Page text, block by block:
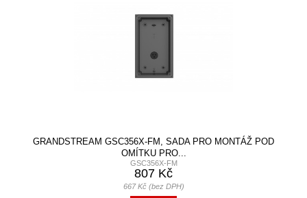
GRANDSTREAM GSC356X-FM, SADA PRO MONTÁŽ POD
OMÍTKU PRO...
GSC356X-FM
807 Kč
667 Kč (bez DPH)